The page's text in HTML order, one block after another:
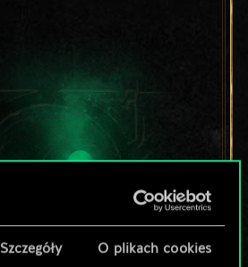
Szczegóły O plikach cookies